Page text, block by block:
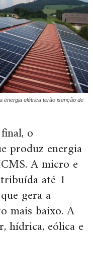
energia elétrica terão isenção de
o
produz energia
A micro e
até 1
gera a
mais baixo. A
hídrica, eólica e